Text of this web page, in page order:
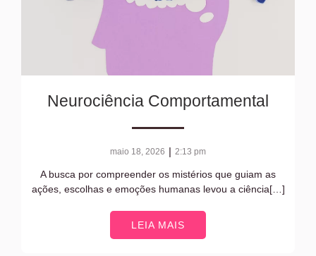
Neurociência Comportamental
maio 18, 2026 | 2:13 pm
A busca por compreender os mistérios que guiam as
ações, escolhas e emoções humanas levou a ciência[…]
LEIA MAIS